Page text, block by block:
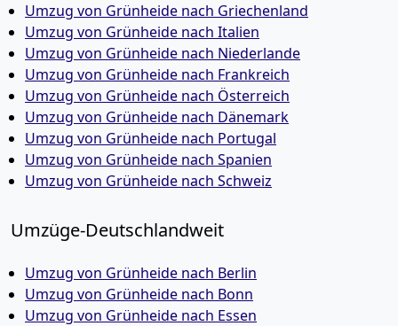
Umzug von Grünheide nach Griechenland
Umzug von Grünheide nach Italien
Umzug von Grünheide nach Niederlande
Umzug von Grünheide nach Frankreich
Umzug von Grünheide nach Österreich
Umzug von Grünheide nach Dänemark
Umzug von Grünheide nach Portugal
Umzug von Grünheide nach Spanien
Umzug von Grünheide nach Schweiz
Umzüge-Deutschlandweit
Umzug von Grünheide nach Berlin
Umzug von Grünheide nach Bonn
Umzug von Grünheide nach Essen